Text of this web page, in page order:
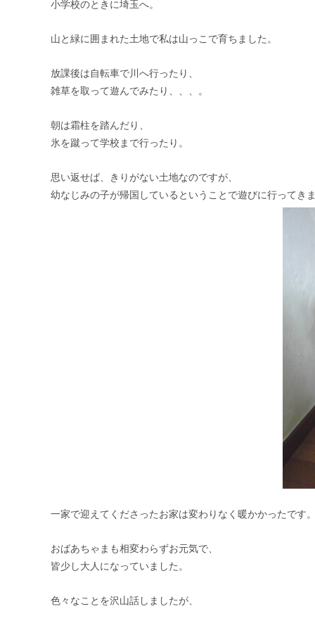
小学校のときに埼玉へ。
山と緑に囲まれた土地で私は山っこで育ちました。
放課後は自転車で川へ行ったり、
雑草を取って遊んでみたり、、、。
朝は霜柱を踏んだり、
氷を蹴って学校まで行ったり。
思い返せば、きりがない土地なのですが、
幼なじみの子が帰国しているということで遊びに行ってき
一家で迎えてくださったお家は変わりなく暖かかったです
おばあちゃまも相変わらずお元気で、
皆少し大人になっていました。
色々なことを沢山話しましたが、